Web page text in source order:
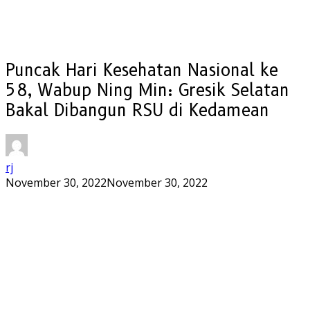
Puncak Hari Kesehatan Nasional ke
58, Wabup Ning Min: Gresik Selatan
Bakal Dibangun RSU di Kedamean
rj
November 30, 2022November 30, 2022